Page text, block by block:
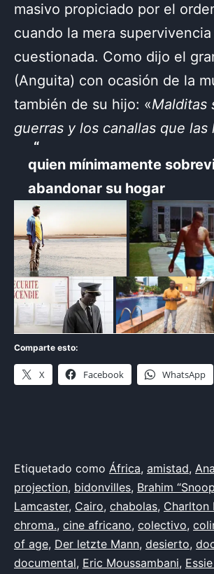
masivo propiciado por el
cuando la mera
cuestionada. Como dijo el
(Anguita) con ocasión de la
también de su hijo: «Malditas
guerras y los canallas que las
quien mínimamente
abandonar su hogar
Comparte esto:
X Facebook WhatsApp
Publicada
el
17
de
mayo
de
Categorizado
como
Ahmad,
Ahmed,
Alemania,
Alhag,
Etiquetado como África, amistad,
projection, bidonvilles, Brahim
Lamcaster, Cairo, chabolas, Charlton
chroma., cine africano, colectivo,
of age, Der letzte Mann, desierto,
documental, Eric Moussambani,